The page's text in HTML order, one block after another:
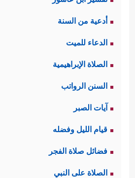
أدعية من السنة
الدعاء للميت
الصلاة الإبراهيمية
السنن الرواتب
آيات الصبر
قيام الليل وفضله
فضائل صلاة الفجر
الصلاة على النبي